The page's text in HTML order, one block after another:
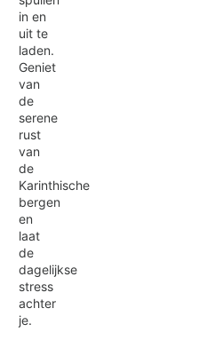
in en
uit te
laden.
Geniet
van
de
serene
rust
van
de
Karinthische
bergen
en
laat
de
dagelijkse
stress
achter
je.